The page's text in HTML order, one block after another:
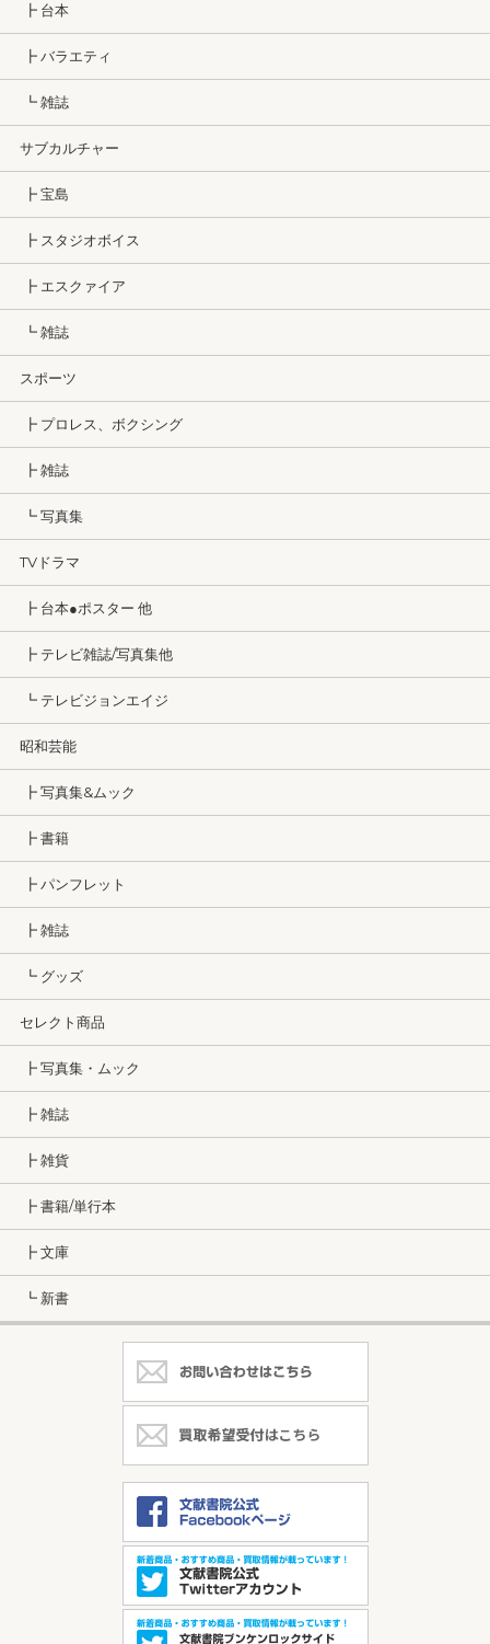
┣ 台本
┣ バラエティ
┗ 雑誌
サブカルチャー
┣ 宝島
┣ スタジオボイス
┣ エスクァイア
┗ 雑誌
スポーツ
┣ プロレス、ボクシング
┣ 雑誌
┗ 写真集
TVドラマ
┣ 台本●ポスター 他
┣ テレビ雑誌/写真集他
┗ テレビジョンエイジ
昭和芸能
┣ 写真集&ムック
┣ 書籍
┣ パンフレット
┣ 雑誌
┗ グッズ
セレクト商品
┣ 写真集・ムック
┣ 雑誌
┣ 雑貨
┣ 書籍/単行本
┣ 文庫
┗ 新書